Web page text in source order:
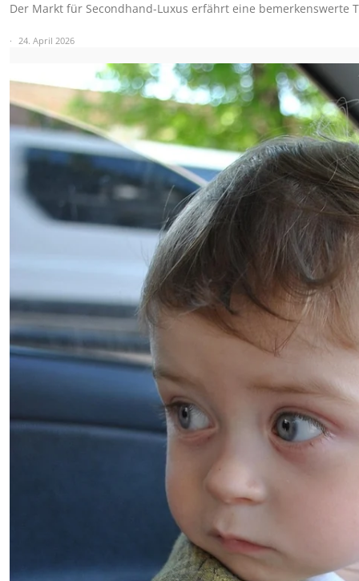
Der Markt für Secondhand-Luxus erfährt eine bemerkenswerte
24. April 2026